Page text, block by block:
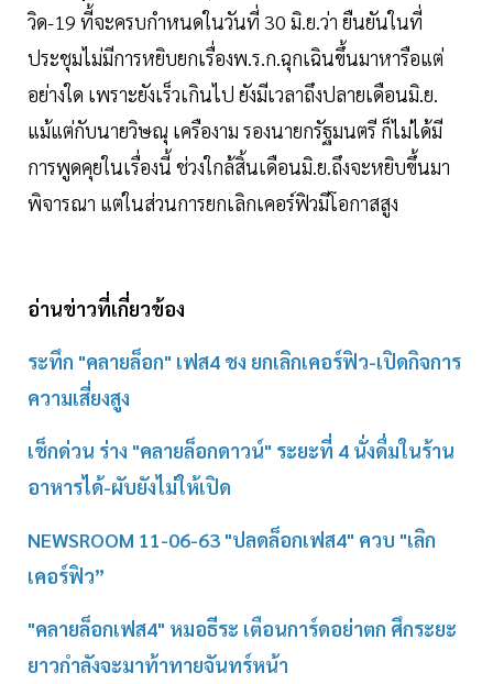
วิด-19 ที้จะครบกำหนดในวันที่ 30 มิ.ย.ว่า ยืนยันในที่
ประชุมไม่มีการหยิบยกเรื่องพ.ร.ก.ฉุกเฉินขึ้นมาหารือแต่
อย่างใด เพราะยังเร็วเกินไป ยังมีเวลาถึงปลายเดือนมิ.ย.
แม้แต่กับนายวิษณุ เครืองาม รองนายกรัฐมนตรี ก็ไม่ได้มี
การพูดคุยในเรื่องนี้ ช่วงใกล้สิ้นเดือนมิ.ย.ถึงจะหยิบขึ้นมา
พิจารณา แต่ในส่วนการยกเลิกเคอร์ฟิวมีโอกาสสูง
อ่านข่าวที่เกี่ยวข้อง
ระทึก "คลายล็อก" เฟส4 ชง ยกเลิกเคอร์ฟิว-เปิดกิจการ
ความเสี่ยงสูง
เช็กด่วน ร่าง "คลายล็อกดาวน์" ระยะที่ 4 นั่งดื่มในร้าน
อาหารได้-ผับยังไม่ให้เปิด
NEWSROOM 11-06-63 "ปลดล็อกเฟส4" ควบ "เลิก
เคอร์ฟิว”
"คลายล็อกเฟส4" หมอธีระ เตือนการ์ดอย่าตก ศึกระยะ
ยาวกำลังจะมาท้าทายจันทร์หน้า